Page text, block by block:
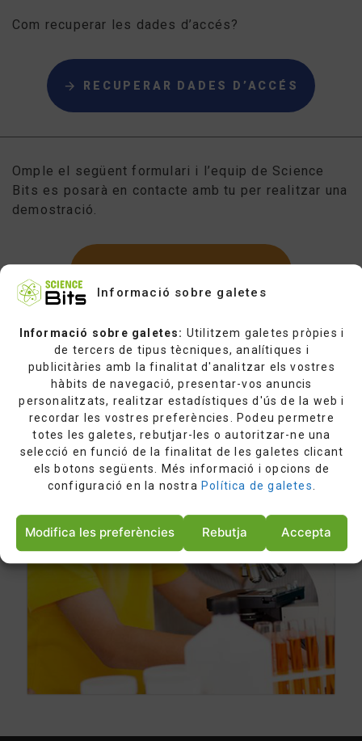
Informació sobre galetes
Informació sobre galetes: Utilitzem galetes pròpies i
de tercers de tipus tècniques, analítiques i
publicitàries amb la finalitat d'analitzar els vostres
hàbits de navegació, presentar-vos anuncis
personalitzats, realitzar estadístiques d'ús de la web i
recordar les vostres preferències. Podeu permetre
totes les galetes, rebutjar-les o autoritzar-ne una
selecció en funció de la finalitat de les galetes clicant
els botons següents. Més informació i opcions de
configuració en la nostra Política de galetes
Accepta
Rebutja
Modifica les preferències
Com recuperar les dades d’accés?
RECUPERAR DADES D’ACCÉS
Omple el següent formulari i l’equip de Science
Bits es posarà en contacte amb tu per realitzar una
demostració.